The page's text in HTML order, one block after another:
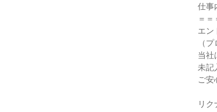
仕事
＝
エン
（
当社
未記
ご安
リ